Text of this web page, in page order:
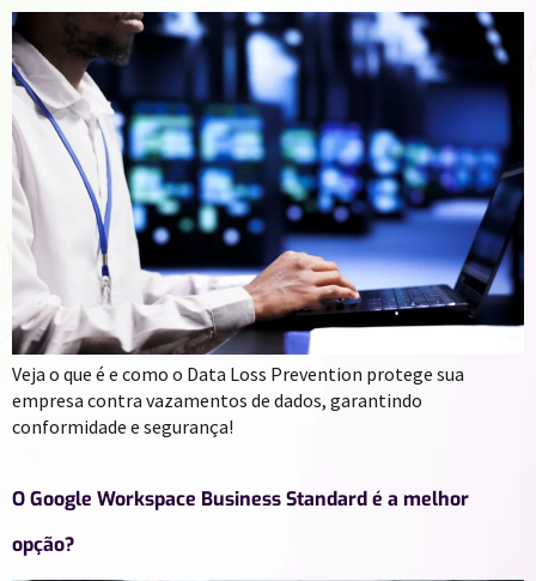
Veja o que é e como o Data Loss Prevention protege sua
empresa contra vazamentos de dados, garantindo
conformidade e segurança!
O Google Workspace Business Standard é a melhor
opção?